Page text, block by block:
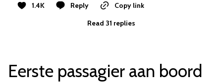
1.4K Reply
Copy link
Read 31 replies
Eerste passagier aan boord